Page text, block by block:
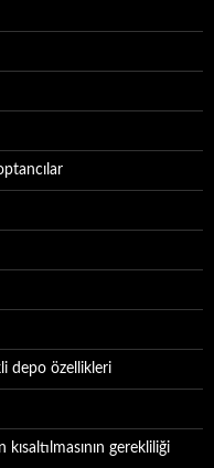
depo özellikleri
gerekliliği